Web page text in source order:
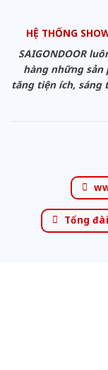
HỆ THỐNG
SAIGONDOOR
hàng những sản
tăng tiện ích, sáng
Tổng